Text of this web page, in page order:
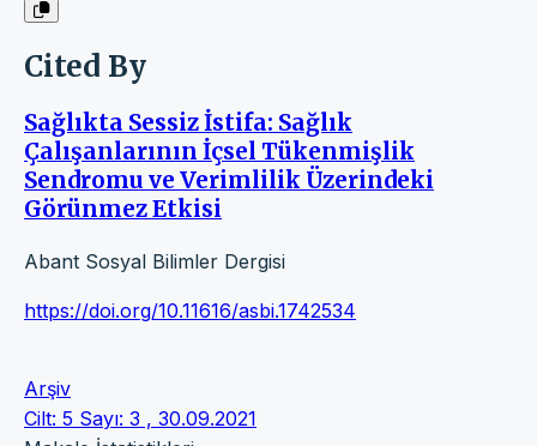
Cited By
Sağlıkta Sessiz İstifa: Sağlık
Çalışanlarının İçsel Tükenmişlik
Sendromu ve Verimlilik Üzerindeki
Görünmez Etkisi
Abant Sosyal Bilimler Dergisi
https://doi.org/10.11616/asbi.1742534
Arşiv
Cilt: 5 Sayı: 3 , 30.09.2021